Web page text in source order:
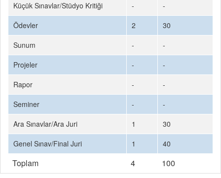
Küçük Sınavlar/Stüdyo Kritiği
-
-
Ödevler
2
30
Sunum
-
-
Projeler
-
-
Rapor
-
-
Seminer
-
-
Ara Sınavlar/Ara Juri
1
30
Genel Sınav/Final Juri
1 40
Toplam 4 100